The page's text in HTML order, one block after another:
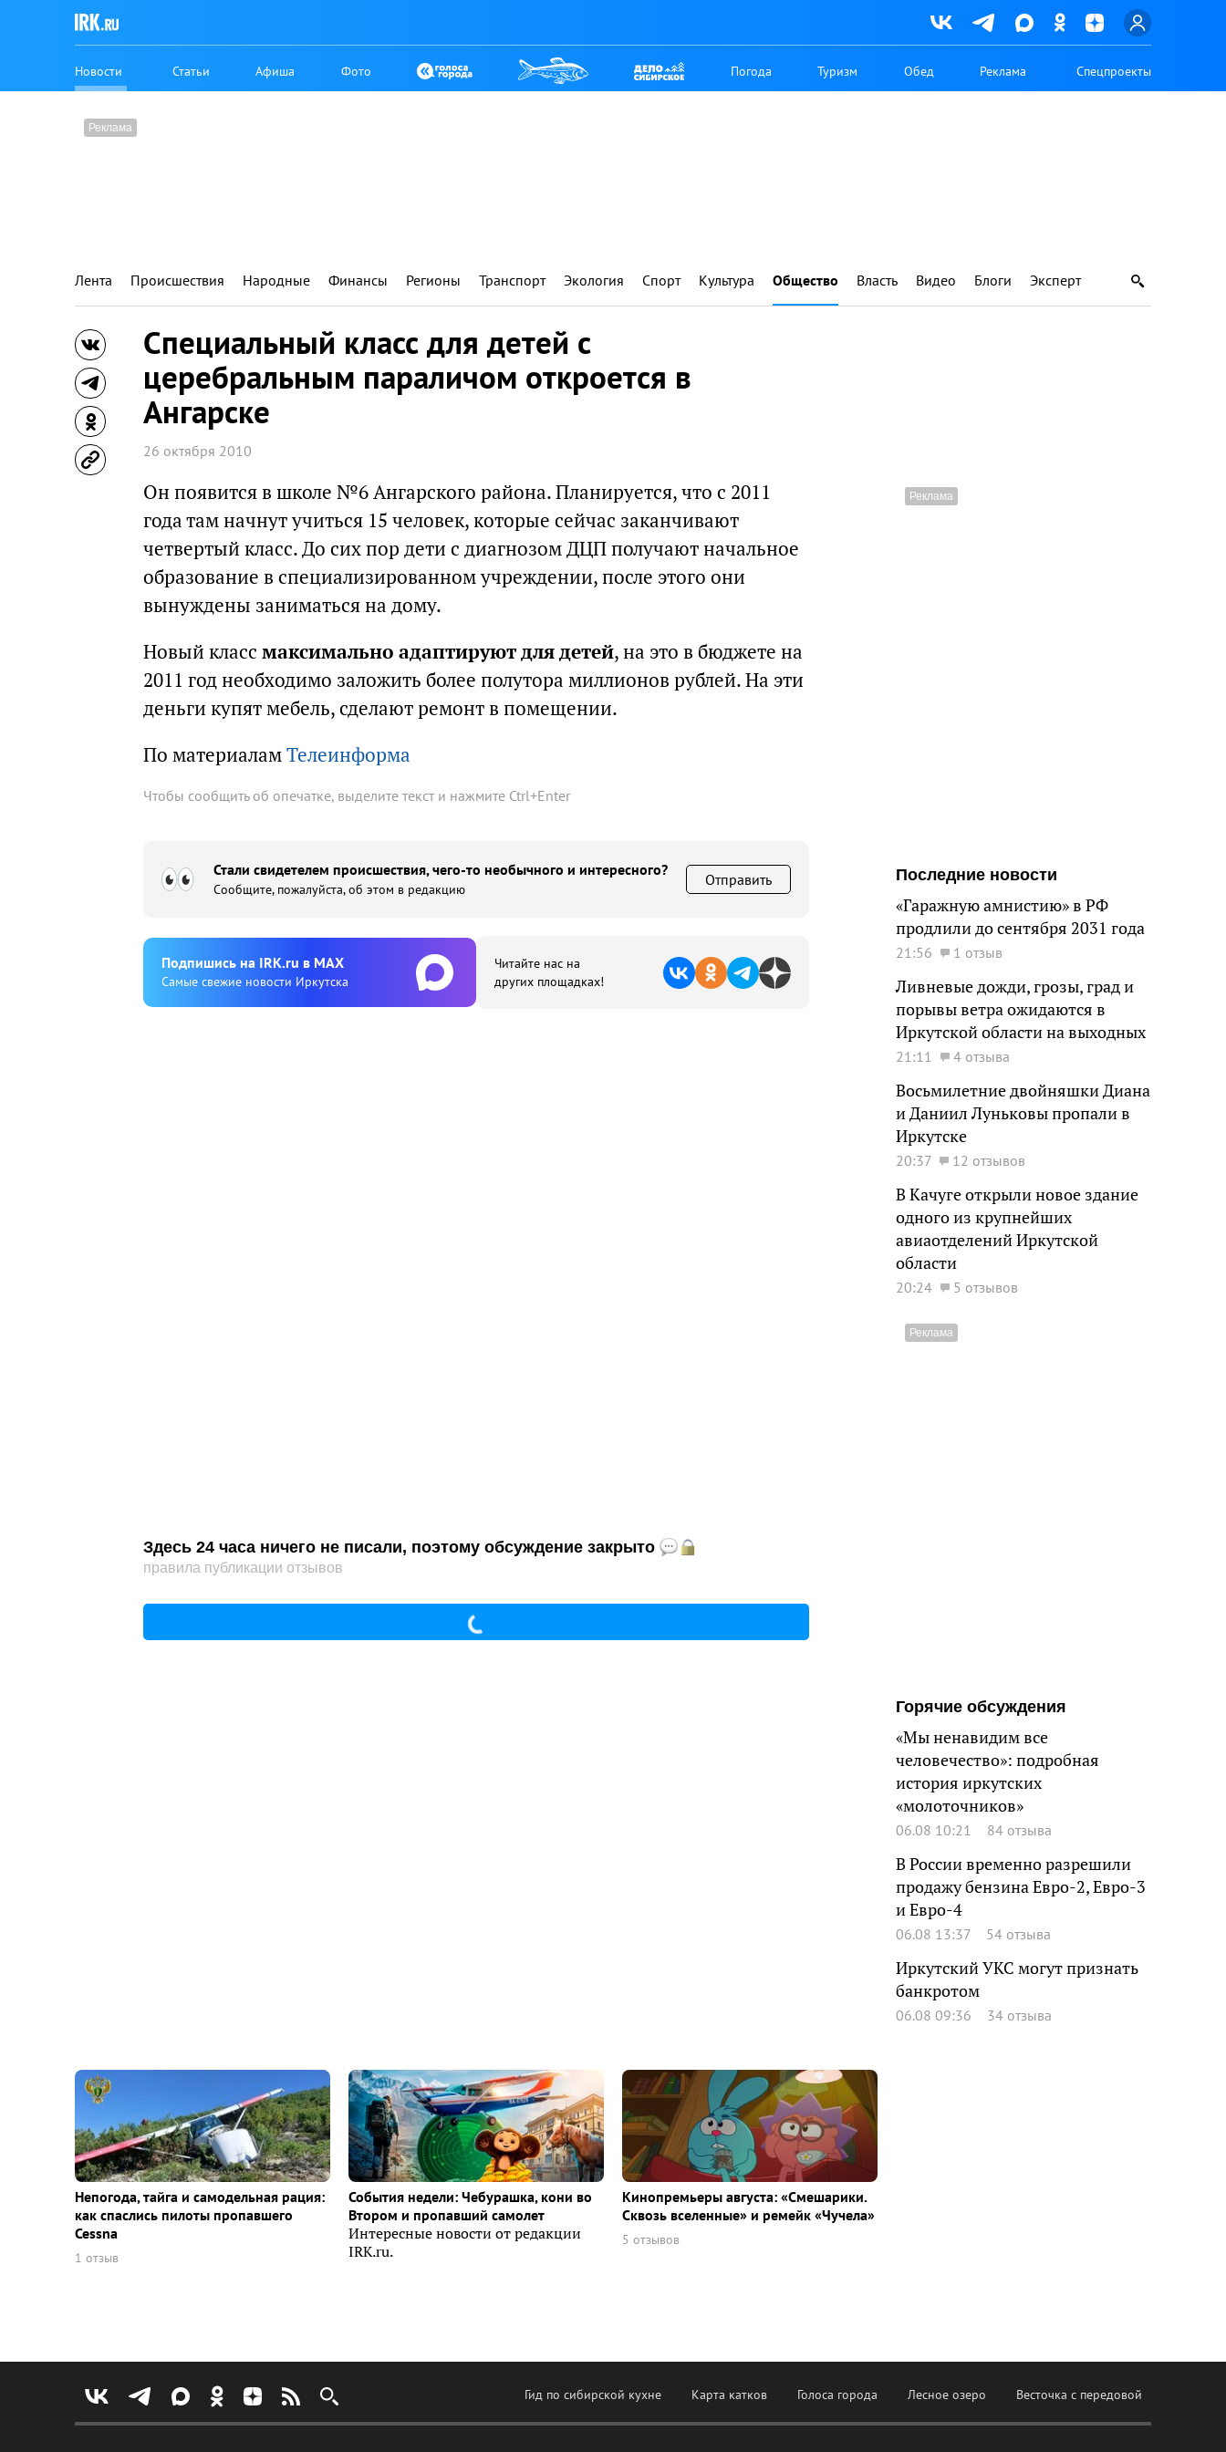
Новости Статьи Афиша Фото Погода Туризм Обед Реклама Спецпроекты
Лента Происшествия Народные Финансы Регионы Транспорт Экология Спорт Культура Общество Власть Видео Блоги Эксперт
Специальный класс для детей с
церебральным параличом откроется в
Ангарске
26 октября 2010
Он появится в школе №6 Ангарского района. Планируется, что с 2011
года там начнут учиться 15 человек, которые сейчас заканчивают
четвертый класс. До сих пор дети с диагнозом ДЦП получают начальное
образование в специализированном учреждении, после этого они
вынуждены заниматься на дому.
Новый класс максимально адаптируют для детей, на это в бюджете на
2011 год необходимо заложить более полутора миллионов рублей. На эти
деньги купят мебель, сделают ремонт в помещении.
По материаламТелеинформа
Чтобы сообщить об опечатке, выделите текст и нажмите Ctrl+Enter
Стали свидетелем происшествия, чего-то необычного и интересного?
Сообщите, пожалуйста, об этом в редакцию
Отправить
Подпишиcь на IRK.ru в MAX
Cамые свежие новости Иркутска
Читайте нас на
других площадках!
Здесь 24 часа ничего не писали, поэтому обсуждение закрыто
правила публикации отзывов
Последние новости
«Гаражную амнистию» в РФ
продлили до сентября 2031 года
21:56 1 отзыв
Ливневые дожди, грозы, град и
порывы ветра ожидаются в
Иркутской области на выходных
21:11 4 отзыва
Восьмилетние двойняшки Диана
и Даниил Луньковы пропали в
Иркутске
20:37 12 отзывов
В Качуге открыли новое здание
одного из крупнейших
авиаотделений Иркутской
области
20:24 5 отзывов
Горячие обсуждения
«Мы ненавидим все
человечество»: подробная
история иркутских
«молоточников»
06.08 10:21 84 отзыва
В России временно разрешили
продажу бензина Евро-2, Евро-3
и Евро-4
06.08 13:37 54 отзыва
Иркутский УКС могут признать
банкротом
06.08 09:36 34 отзыва
Непогода, тайга и самодельная рация:
как спаслись пилоты пропавшего
Cessna
1 отзыв
События недели: Чебурашка, кони во
Втором и пропавший самолет
Интересные новости от редакции
IRK.ru.
Кинопремьеры августа: «Смешарики.
Сквозь вселенные» и ремейк «Чучела»
5 отзывов
Гид по сибирской кухне Карта катков Голоса города Лесное озеро Весточка с передовой